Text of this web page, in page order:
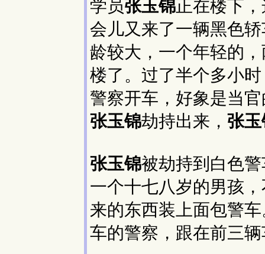
学员张玉锦正在楼下
会儿又来了一辆黑色
龄较大，一个年轻的
楼了。过了半个多小
警察开车，好象是当
张玉锦劫持出来， 张
张玉锦被劫持到白色
一个十七八岁的男孩
来的东西装上面包警
车的警察，跟在前三